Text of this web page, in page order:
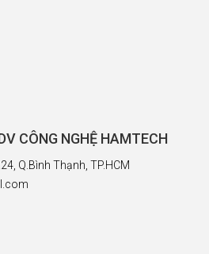
CÔNG NGHỆ HAMTECH
Q.Bình Thạnh, TP.HCM